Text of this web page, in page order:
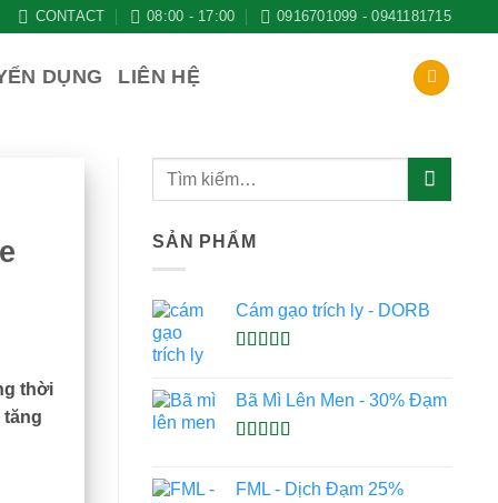
CONTACT 08:00 - 17:00 0916701099 - 0941181715
DỤNG LIÊN HỆ
thời
tăng
SẢN PHẨM
Cám gạo trích ly - DORB
sao
Bã Mì Lên Men - 30% Đạm
sao
FML - Dịch Đạm 25%